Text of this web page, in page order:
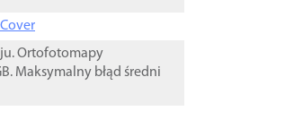
Ortofotomapy
Maksymalny błąd średni